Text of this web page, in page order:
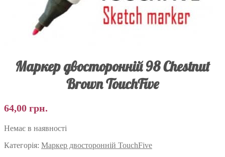
Маркер двосторонній 98 Chestnut
Brown TouchFive
64,00 грн.
Немає в наявності
Категорія: Маркер двосторонній TouchFive